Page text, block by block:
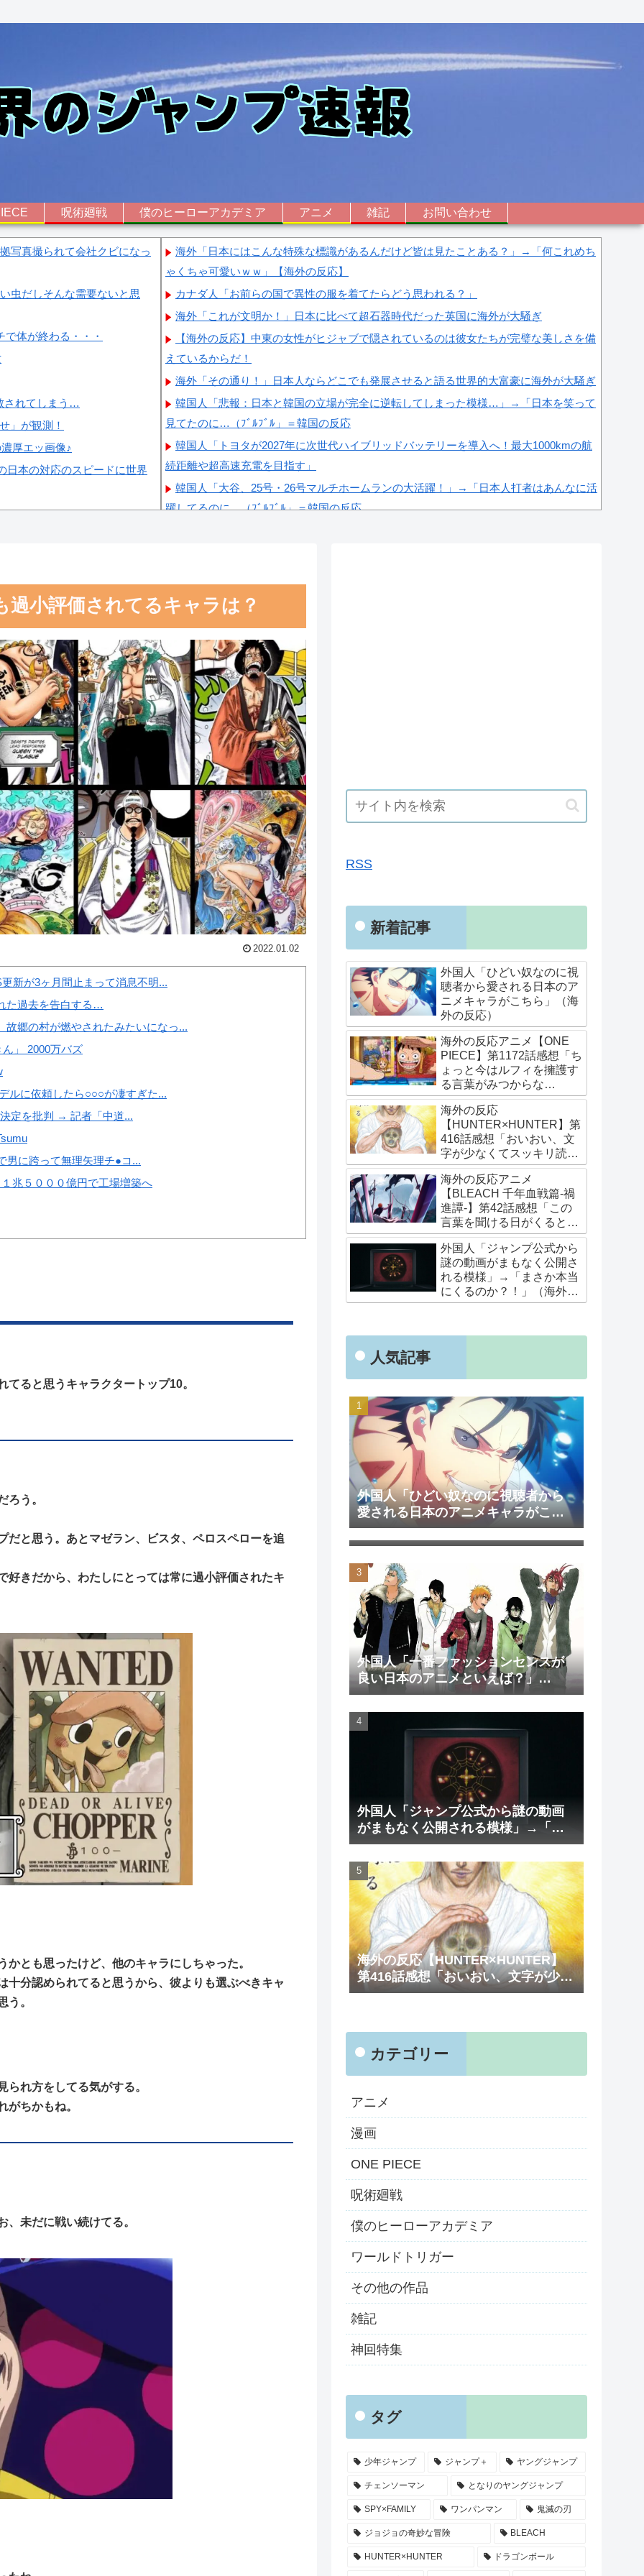
呪術廻戦 僕のヒーローアカデミア アニメ 雑記 お問い合わせ
写真撮られて会社クビになっ
虫だしそんな需要ないと思
体が終わる・・・
されてしまう…
」が観測！
厚エッ画像♪
日本の対応のスピードに世界
海外「日本にはこんな特殊な標識があるんだけど皆は見たことある？」→「何これめち
ゃくちゃ可愛いｗｗ」【海外の反応】
カナダ人「お前らの国で異性の服を着てたらどう思われる？」
海外「これが文明か！」日本に比べて超石器時代だった英国に海外が大騒ぎ
【海外の反応】中東の女性がヒジャブで隠されているのは彼女たちが完璧な美しさを備
えているからだ！
海外「その通り！」日本人ならどこでも発展させると語る世界的大富豪に海外が大騒ぎ
韓国人「悲報：日本と韓国の立場が完全に逆転してしまった模様…」→「日本を笑って
見てたのに…（ﾌﾞﾙﾌﾞﾙ」＝韓国の反応
韓国人「トヨタが2027年に次世代ハイブリッドバッテリーを導入へ！最大1000kmの航
続距離や超高速充電を目指す」
韓国人「大谷、25号・26号マルチホームランの大活躍！」→「日本人打者はあんなに活
躍してるのに…（ﾌﾞﾙﾌﾞﾙ」＝韓国の反応
Powered by livedoor 相互RSS
過小評価されてるキャラは？
2022.01.02
新が3ヶ月間止まって消息不明...
た過去を告白する…
郷の村が燃やされたみたいになっ...
」 2000万バズ
ルに依頼したら○○○が凄すぎた...
定を批判 → 記者「中道...
男に跨って無理矢理チ●コ...
兆５０００億円で工場増築へ
ると思うキャラクタートップ10。
ろう。
と思う。あとマゼラン、ビスタ、ペロスペローを追
きだから、わたしにとっては常に過小評価されたキ
とも思ったけど、他のキャラにしちゃった。
分認められてると思うから、彼よりも選ぶべきキャ
う。
れ方をしてる気がする。
がちかもね。
未だに戦い続けてる。
RSS
新着記事
外国人「ひどい奴なのに視
聴者から愛される日本のア
ニメキャラがこちら」（海
外の反応）
海外の反応アニメ【ONE
PIECE】第1172話感想「ち
ょっと今はルフィを擁護す
る言葉がみつからな
い･･･」
海外の反応
【HUNTER×HUNTER】第
416話感想「おいおい、文
字が少なくてスッキリ読め
るぞ！！」
海外の反応アニメ
【BLEACH 千年血戦篇-禍
進譚-】第42話感想「この
言葉を聞ける日がくると
は･･･夢みたいだ」
外国人「ジャンプ公式から
謎の動画がまもなく公開さ
れる模様」→「まさか本当
にくるのか？！」（海外の
反応）
人気記事
外国人「ひどい奴なのに視聴者から
愛される日本のアニメキャラがこち
ら」（海外の反応）
外国人「日本のアニメを見て初めて
泣いた作品は？」→「2000年代の3大
泣けるアニメ」（海外の反応）
外国人「一番ファッションセンスが
良い日本のアニメといえば？」
→「一択でしょ」（海外の反応）
外国人「ジャンプ公式から謎の動画
がまもなく公開される模様」→「ま
さか本当にくるのか？！」（海外の
反応）
海外の反応【HUNTER×HUNTER】
第416話感想「おいおい、文字が少な
くてスッキリ読めるぞ！！」
カテゴリー
アニメ
漫画
ONE PIECE
呪術廻戦
僕のヒーローアカデミア
ワールドトリガー
その他の作品
雑記
神回特集
タグ
少年ジャンプ ジャンプ＋ ヤングジャンプ
チェンソーマン となりのヤングジャンプ
SPY×FAMILY ワンパンマン 鬼滅の刃
ジョジョの奇妙な冒険 BLEACH
HUNTER×HUNTER ドラゴンボール